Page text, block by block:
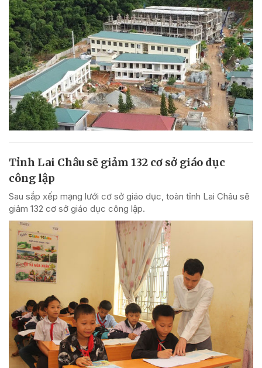
Tỉnh Lai Châu sẽ giảm 132 cơ sở giáo dục
công lập
Sau sắp xếp mạng lưới cơ sở giáo dục, toàn tỉnh Lai Châu sẽ
giảm 132 cơ sở giáo dục công lập.